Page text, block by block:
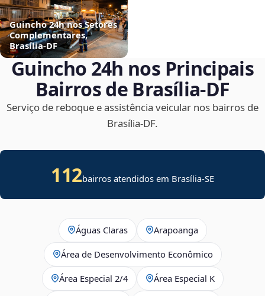
Guincho 24h nos Setores
Complementares,
Brasília‑DF
Guincho 24h nos Principais
Bairros de Brasília‑DF
Serviço de reboque e assistência veicular nos bairros de
Brasília‑DF.
112bairros atendidos em Brasília-SE
Águas Claras Arapoanga
Área de Desenvolvimento Econômico
Área Especial 2/4 Área Especial K